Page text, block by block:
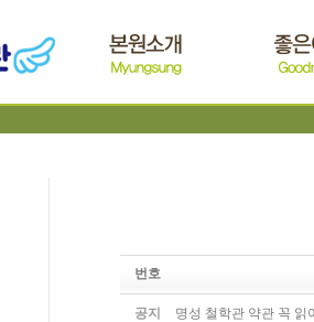
번호
공지 명성 철학관 약관 꼭 읽